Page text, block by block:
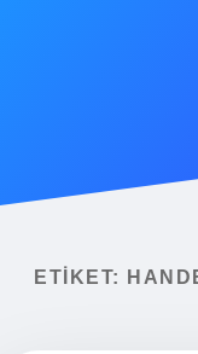
Yasal Uyarı
ETIKET: